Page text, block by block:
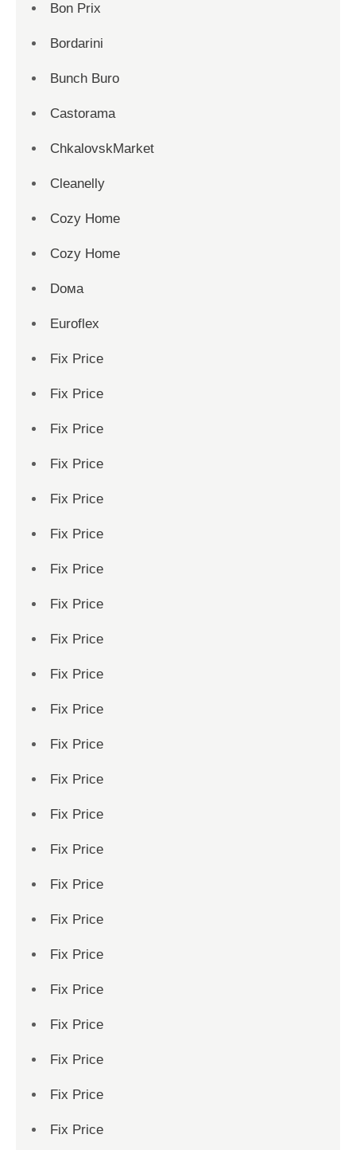
Bon Prix
Bordarini
Bunch Buro
Castorama
ChkalovskMarket
Cleanelly
Cozy Home
Cozy Home
Dома
Euroflex
Fix Price
Fix Price
Fix Price
Fix Price
Fix Price
Fix Price
Fix Price
Fix Price
Fix Price
Fix Price
Fix Price
Fix Price
Fix Price
Fix Price
Fix Price
Fix Price
Fix Price
Fix Price
Fix Price
Fix Price
Fix Price
Fix Price
Fix Price